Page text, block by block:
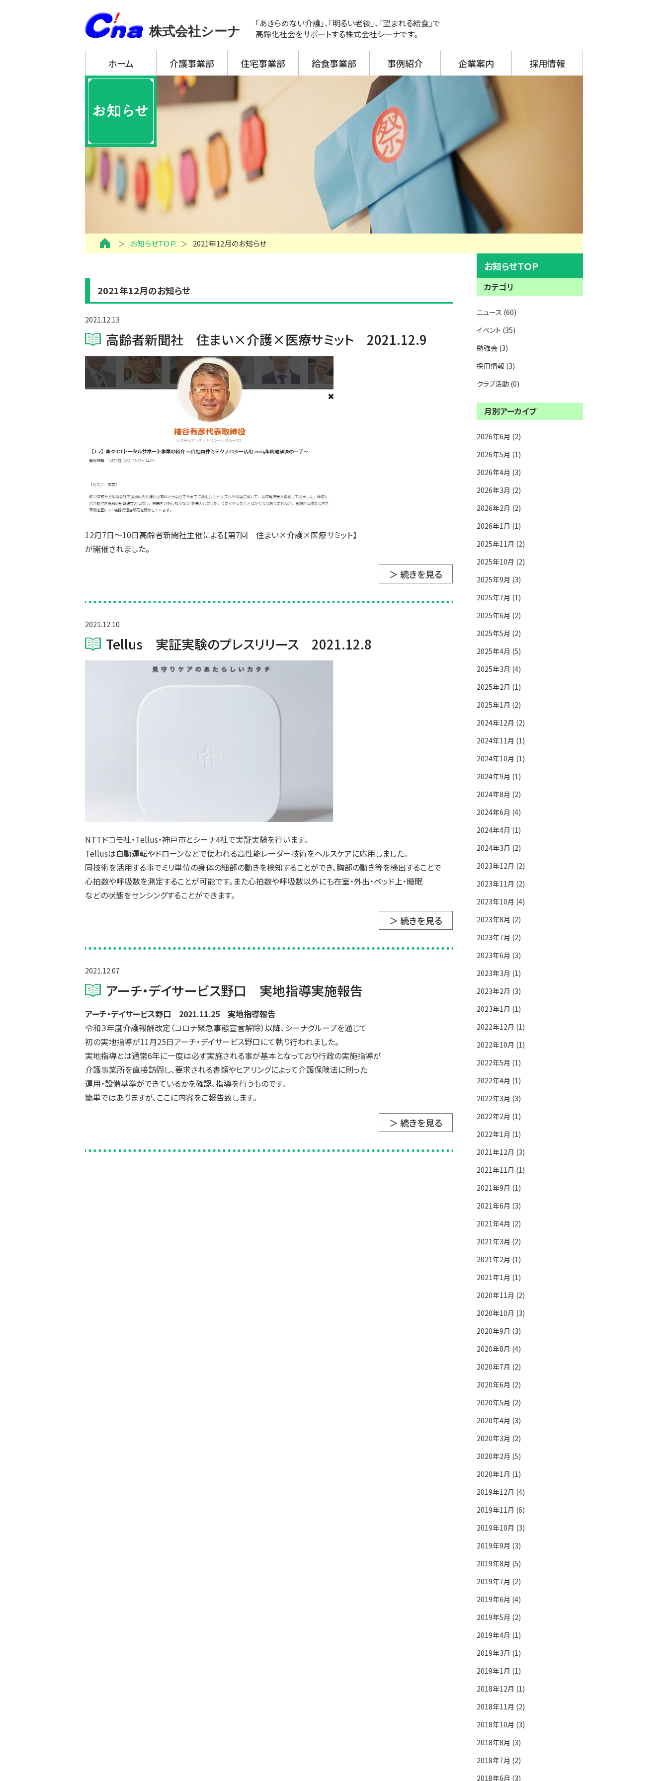
株式会社シーナ
「あきらめない介護」、「明るい老後」、「望まれる給食」で
高齢化社会をサポートする株式会社シーナです。
ホーム 介護事業部
アーチ・デイサービス
・ アーチ・デイサービス 新神戸
・ アーチ・デイサービス 大開
・ アーチ・デイサービス 野口
・ アーチ・デイサービス 加古川西
・ アーチ・デイサービス 高砂
アーチ訪問介護
アーチ居宅介護支援事業所
特定施設入居者生活介護
住宅事業部 給食事業部 事例紹介 企業案内
SDGsへの取り組み
シーナグループ
・ システムプラネット
・ アーチスタッフサービス
採用情報
お知らせＴＯＰ 2021年12月のお知らせ
お知らせＴＯＰ
カテゴリ
ニュース (60)
イベント (35)
勉強会 (3)
採用情報 (3)
クラブ活動 (0)
月別アーカイブ
2026年6月 (2)
2026年5月 (1)
2026年4月 (3)
2026年3月 (2)
2026年2月 (2)
2026年1月 (1)
2025年11月 (2)
2025年10月 (2)
2025年9月 (3)
2025年7月 (1)
2025年6月 (2)
2025年5月 (2)
2025年4月 (5)
2025年3月 (4)
2025年2月 (1)
2025年1月 (2)
2024年12月 (2)
2024年11月 (1)
2024年10月 (1)
2024年9月 (1)
2024年8月 (2)
2024年6月 (4)
2024年4月 (1)
2024年3月 (2)
2023年12月 (2)
2023年11月 (2)
2023年10月 (4)
2023年8月 (2)
2023年7月 (2)
2023年6月 (3)
2023年3月 (1)
2023年2月 (3)
2023年1月 (1)
2022年12月 (1)
2022年10月 (1)
2022年5月 (1)
2022年4月 (1)
2022年3月 (3)
2022年2月 (1)
2022年1月 (1)
2021年12月 (3)
2021年11月 (1)
2021年9月 (1)
2021年6月 (3)
2021年4月 (2)
2021年3月 (2)
2021年2月 (1)
2021年1月 (1)
2020年11月 (2)
2020年10月 (3)
2020年9月 (3)
2020年8月 (4)
2020年7月 (2)
2020年6月 (2)
2020年5月 (2)
2020年4月 (3)
2020年3月 (2)
2020年2月 (5)
2020年1月 (1)
2019年12月 (4)
2019年11月 (6)
2019年10月 (3)
2019年9月 (3)
2019年8月 (5)
2019年7月 (2)
2019年6月 (4)
2019年5月 (2)
2019年4月 (1)
2019年3月 (1)
2019年1月 (1)
2018年12月 (1)
2018年11月 (2)
2018年10月 (3)
2018年8月 (3)
2018年7月 (2)
2018年6月 (3)
2021年12月のお知らせ
2021.12.13
高齢者新聞社 住まい×介護×医療サミット 2021.12.9
12月7日～10日高齢者新聞社主催による【第7回 住まい×介護×医療サミット】
が開催されました。
＞ 続きを見る
2021.12.10
Tellus 実証実験のプレスリリース 2021.12.8
NTTドコモ社・Tellus・神戸市とシーナ4社で実証実験を行います。
Tellusは自動運転やドローンなどで使われる高性能レーダー技術をヘルスケアに応用しました。
同技術を活用する事でミリ単位の身体の細部の動きを検知することができ、胸部の動き等を検出することで
心拍数や呼吸数を測定することが可能です。また心拍数や呼吸数以外にも在室・外出・ベッド上・睡眠
などの状態をセンシングすることができます。
＞ 続きを見る
2021.12.07
アーチ・デイサービス野口 実地指導実施報告
アーチ・デイサービス野口 2021.11.25 実地指導報告
令和３年度介護報酬改定（コロナ緊急事態宣言解除）以降、シーナグループを通じて
初の実地指導が11月25日アーチ・デイサービス野口にて執り行われました。
実地指導とは通常6年に一度は必ず実施される事が基本となっており行政の実施指導が
介護事業所を直接訪問し、要求される書類やヒアリングによって介護保険法に則った
運用・設備基準ができているかを確認、指導を行うものです。
簡単ではありますが、ここに内容をご報告致します。
＞ 続きを見る